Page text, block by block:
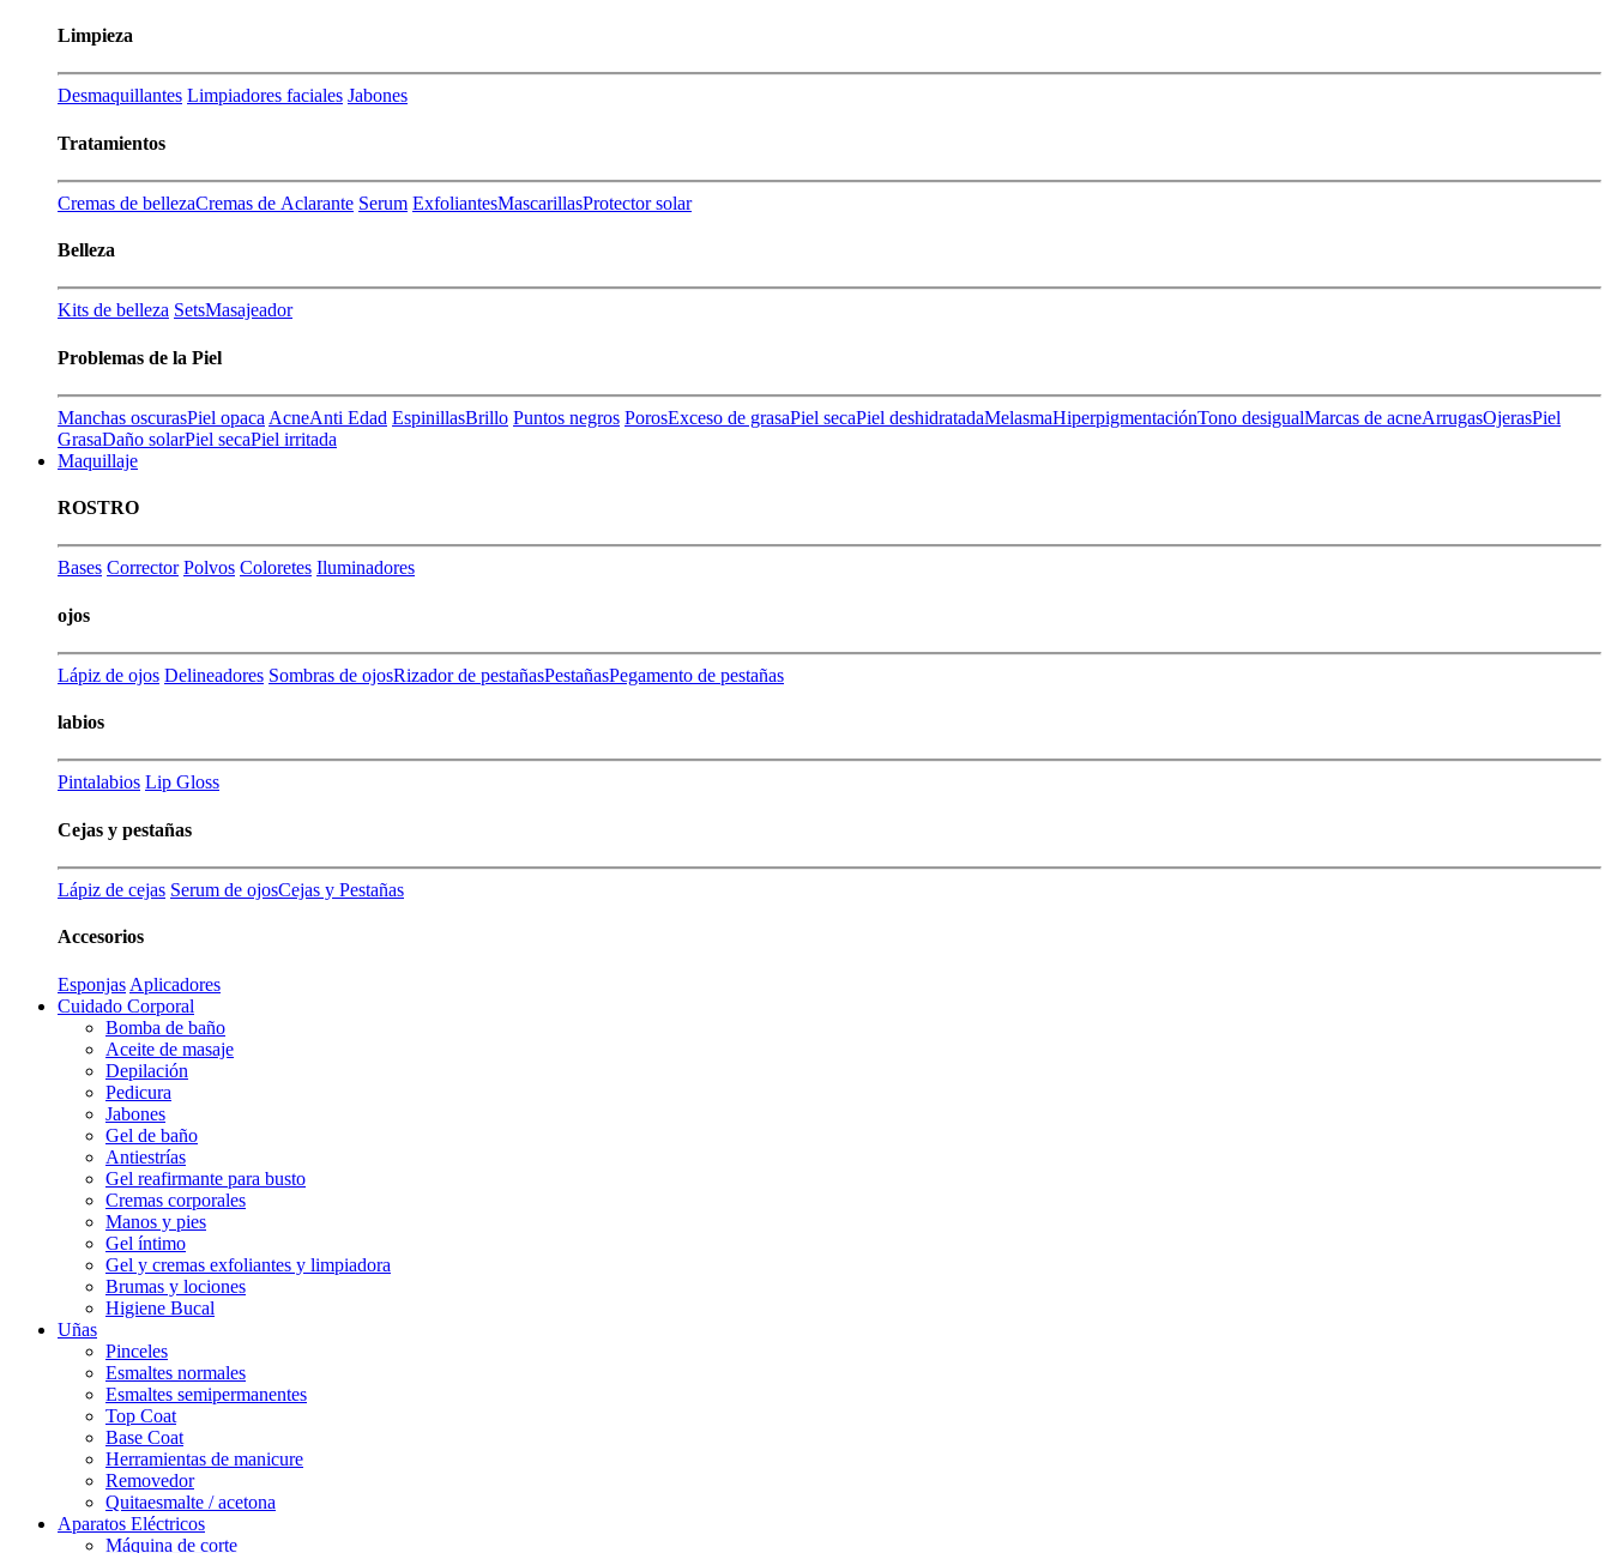
Limpieza
Desmaquillantes Limpiadores faciales Jabones
Tratamientos
Cremas de bellezaCremas de Aclarante Serum ExfoliantesMascarillasProtector solar
Belleza
Kits de belleza SetsMasajeador
Problemas de la Piel
Manchas oscurasPiel opaca AcneAnti Edad EspinillasBrillo Puntos negros PorosExceso de grasaPiel secaPiel deshidratadaMelasmaHiperpigmentaciónTono desigualMarcas de acneArrugasOjerasPiel
GrasaDaño solarPiel secaPiel irritada
Maquillaje
ROSTRO
Bases Corrector Polvos Coloretes Iluminadores
ojos
Lápiz de ojos Delineadores Sombras de ojosRizador de pestañasPestañasPegamento de pestañas
labios
Pintalabios Lip Gloss
Cejas y pestañas
Lápiz de cejas Serum de ojosCejas y Pestañas
Accesorios
Esponjas Aplicadores
Cuidado Corporal
Bomba de baño
Aceite de masaje
Depilación
Pedicura
Jabones
Gel de baño
Antiestrías
Gel reafirmante para busto
Cremas corporales
Manos y pies
Gel íntimo
Gel y cremas exfoliantes y limpiadora
Brumas y lociones
Higiene Bucal
Uñas
Pinceles
Esmaltes normales
Esmaltes semipermanentes
Top Coat
Base Coat
Herramientas de manicure
Removedor
Quitaesmalte / acetona
Aparatos Eléctricos
Máquina de corte